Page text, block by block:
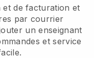
de facturation et
par courrier
un enseignant
et service